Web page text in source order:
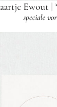
Ewout
speciale